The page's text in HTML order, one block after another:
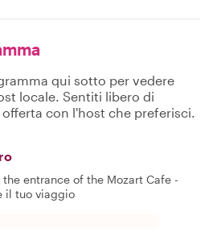
qui sotto per vedere
locale. Sentiti libero di
con l'host che preferisci.
entrance of the Mozart Cafe -
il tuo viaggio